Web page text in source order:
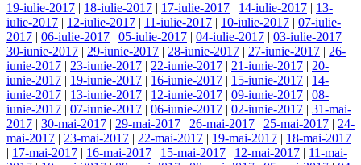
19-iulie-2017 | 18-iulie-2017 | 17-iulie-2017 | 14-iulie-2017 | 13-
iulie-2017 | 12-iulie-2017 | 11-iulie-2017 | 10-iulie-2017 | 07-iulie-
2017 | 06-iulie-2017 | 05-iulie-2017 | 04-iulie-2017 | 03-iulie-2017 |
30-iunie-2017 | 29-iunie-2017 | 28-iunie-2017 | 27-iunie-2017 | 26-
iunie-2017 | 23-iunie-2017 | 22-iunie-2017 | 21-iunie-2017 | 20-
iunie-2017 | 19-iunie-2017 | 16-iunie-2017 | 15-iunie-2017 | 14-
iunie-2017 | 13-iunie-2017 | 12-iunie-2017 | 09-iunie-2017 | 08-
iunie-2017 | 07-iunie-2017 | 06-iunie-2017 | 02-iunie-2017 | 31-mai-
2017 | 30-mai-2017 | 29-mai-2017 | 26-mai-2017 | 25-mai-2017 | 24-
mai-2017 | 23-mai-2017 | 22-mai-2017 | 19-mai-2017 | 18-mai-2017
| 17-mai-2017 | 16-mai-2017 | 15-mai-2017 | 12-mai-2017 | 11-mai-